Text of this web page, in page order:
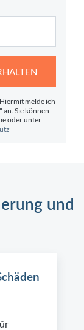
melde ich
Sie können
oder unter
und